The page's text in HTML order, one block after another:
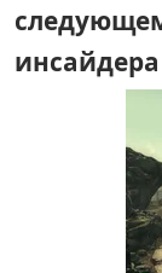
инсайдера